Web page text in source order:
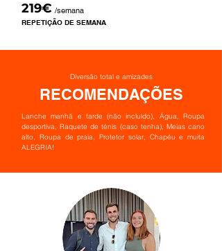
/semana
219€
REPETIÇÃO DE SEMANA
Diversão total e amizades
RECOMENDAÇÕES
Lanche manhã e tarde (não incluído), Água,Roupa
desportiva,Raquete de ténis (caso tenha), Meias cano
alto, Roupa de praia, Protetor solar, Chapéu e muita
ALEGRIA!